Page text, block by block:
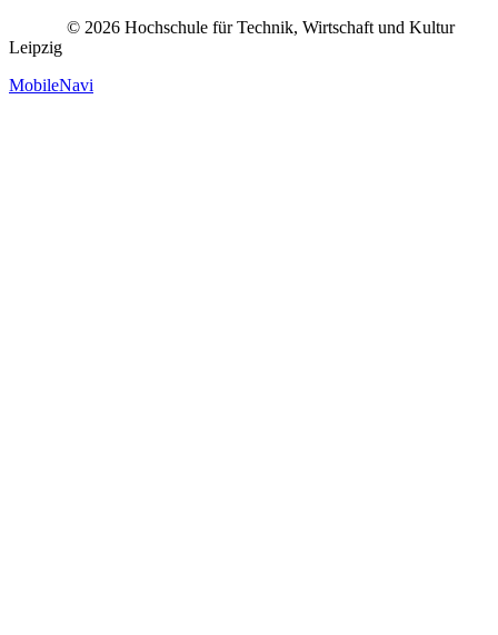
© 2026 Hochschule für Technik, Wirtschaft und Kultur
Leipzig
MobileNavi